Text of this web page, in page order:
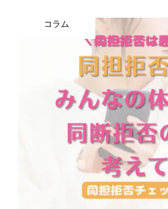
コラム